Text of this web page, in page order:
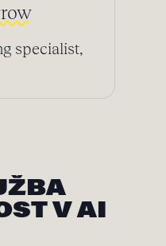
specialist,
V AI